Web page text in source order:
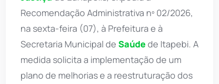
Recomendação Administrativa nº 02/2026,
na sexta-feira (07), à Prefeitura e à
Secretaria Municipal de Saúdede Itapebi. A
medida solicita a implementação de um
plano de melhorias e a reestruturação dos